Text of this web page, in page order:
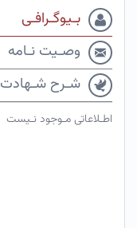
بـیوگـرافـی
وصـیت نـامه
شـرح شـهادت
اطـلاعاتی مـوجود نـیست